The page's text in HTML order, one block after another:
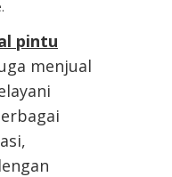
pintu
menjual